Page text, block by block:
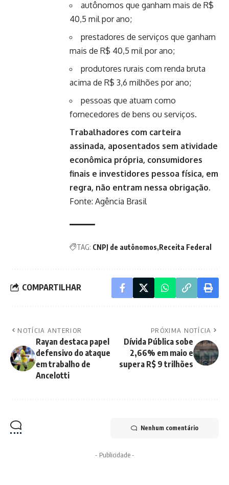
autônomos que ganham mais de R$
40,5 mil por ano;
prestadores de serviços que ganham
mais de R$ 40,5 mil por ano;
produtores rurais com renda bruta
acima de R$ 3,6 milhões por ano;
pessoas que atuam como
fornecedores de bens ou serviços.
Trabalhadores com carteira
assinada, aposentados sem atividade
econômica própria, consumidores
finais e investidores pessoa física, em
regra, não entram nessa obrigação.
Fonte: Agência Brasil
TAG: CNPJ de autônomos Receita Federal
COMPARTILHAR
NOTÍCIA ANTERIOR
Rayan destaca papel
defensivo do ataque
em trabalho de
Ancelotti
PRÓXIMA NOTÍCIA
Dívida Pública sobe
2,66% em maio e
supera R$ 9 trilhões
Nenhum comentário
- Publicidade -